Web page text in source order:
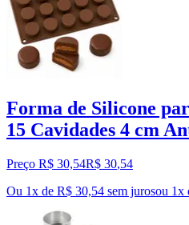
Forma de Silicone
15 Cavidades 4 cm
Preço R$ 30,54R$ 30,54
Ou 1x de R$ 30,54 sem jurosou 1x